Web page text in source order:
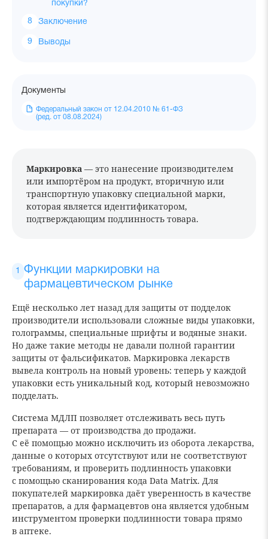
покупки?
Заключение
Выводы
Документы
Федеральный закон от 12.04.2010 № 61-ФЗ
(ред. от 08.08.2024)
Маркировка — это нанесение производителем
или импортёром на продукт, вторичную или
транспортную упаковку специальной марки,
которая является идентификатором,
подтверждающим подлинность товара.
Функции маркировки на
фармацевтическом рынке
Ещё несколько лет назад для защиты от подделок
производители использовали сложные виды упаковки,
голограммы, специальные шрифты и водяные знаки.
Но даже такие методы не давали полной гарантии
защиты от фальсификатов. Маркировка лекарств
вывела контроль на новый уровень: теперь у каждой
упаковки есть уникальный код, который невозможно
подделать.
Система МДЛП позволяет отслеживать весь путь
препарата — от производства до продажи.
С её помощью можно исключить из оборота лекарства,
данные о которых отсутствуют или не соответствуют
требованиям, и проверить подлинность упаковки
с помощью сканирования кода Data Matrix. Для
покупателей маркировка даёт уверенность в качестве
препаратов, а для фармацевтов она является удобным
инструментом проверки подлинности товара прямо
в аптеке.